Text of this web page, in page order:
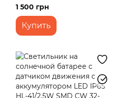
TE-062 5W RGB+IC
1 500 грн
Купить